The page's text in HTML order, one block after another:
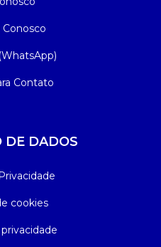
Conosco
Contato
DE DADOS
cookies